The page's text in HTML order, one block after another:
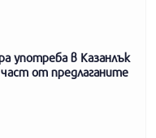
употреба в Казанлък
от предлаганите